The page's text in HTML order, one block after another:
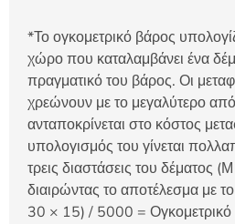
*Το ογκομετρικό βάρος
χώρο που καταλαμβάνει ένα
πραγματικό του βάρος. Οι
χρεώνουν με το μεγαλύτερο
ανταποκρίνεται στο κόστος
υπολογισμός του γίνεται
τρεις διαστάσεις του δέματος
διαιρώντας το αποτέλεσμα με
30 × 15) / 5000 = Ογκομετρικό